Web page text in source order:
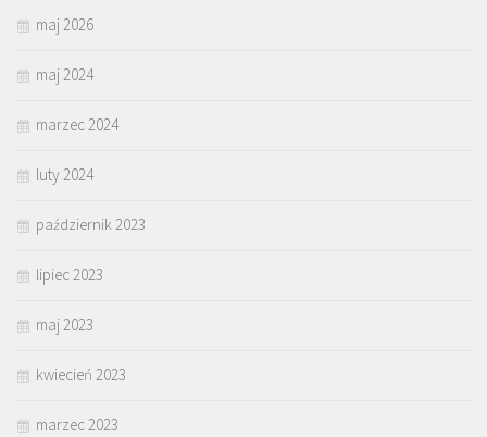
maj 2026
maj 2024
marzec 2024
luty 2024
październik 2023
lipiec 2023
maj 2023
kwiecień 2023
marzec 2023